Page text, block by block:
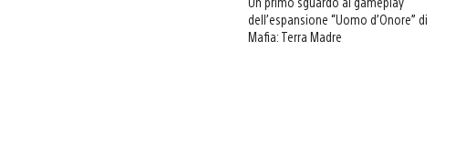
dell’espansione “Uomo d’Onore” di
Mafia: Terra Madre